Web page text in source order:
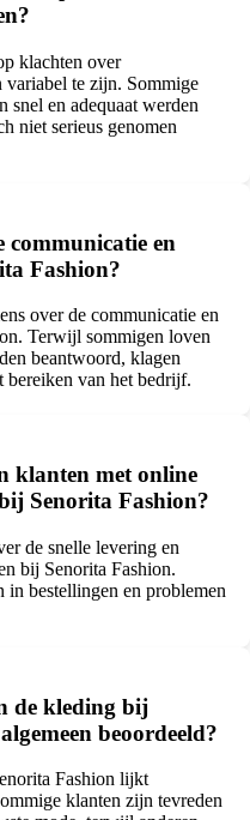
klachten over
te zijn. Sommige
snel en adequaat werden
niet serieus genomen
communicatie en
Fashion?
over de communicatie en
Terwijl sommigen loven
beantwoord, klagen
bereiken van het bedrijf.
klanten met online
Senorita Fashion?
de snelle levering en
bij Senorita Fashion.
in bestellingen en problemen
de kleding bij
beoordeeld?
Fashion lijkt
klanten zijn tevreden